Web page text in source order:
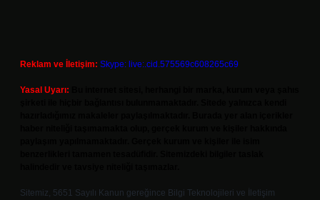
Reklam ve İletişim: Skype: live:.cid.575569c608265c69
Yasal Uyarı:
Sitemiz, 5651 Sayılı Kanun gereğince Bilgi Teknolojileri ve İletişim